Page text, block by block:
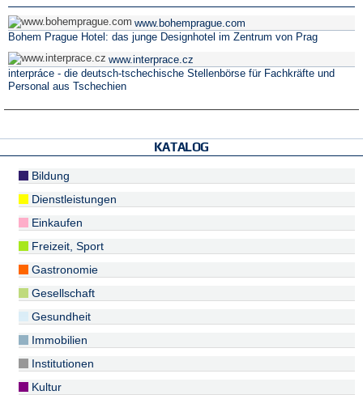
www.bohemprague.com
Bohem Prague Hotel: das junge Designhotel im Zentrum von Prag
www.interprace.cz
interpráce - die deutsch-tschechische Stellenbörse für Fachkräfte und
Personal aus Tschechien
KATALOG
Bildung
Dienstleistungen
Einkaufen
Freizeit, Sport
Gastronomie
Gesellschaft
Gesundheit
Immobilien
Institutionen
Kultur